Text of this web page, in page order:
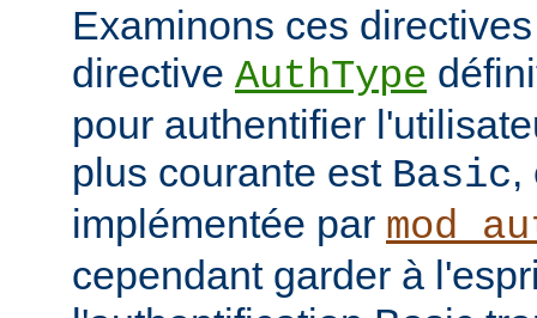
Examinons ces
directive AuthType
pour authentifier
plus courante est Basic,
implémentée par
cependant garder à